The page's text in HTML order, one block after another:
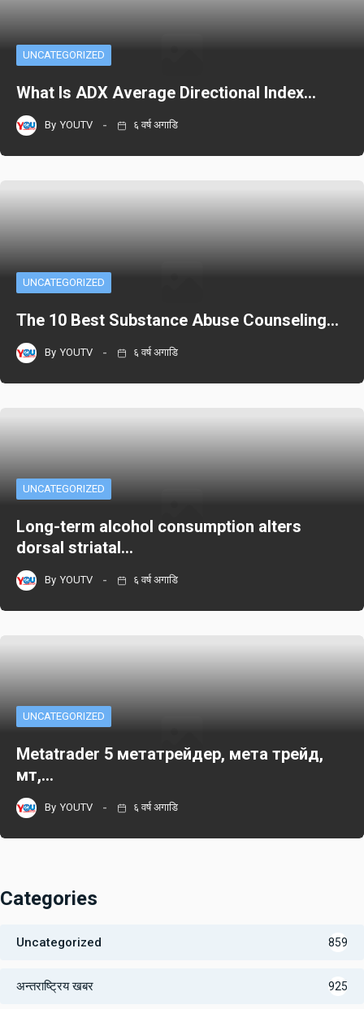
UNCATEGORIZED
What Is ADX Average Directional Index…
By YOUTV ६ वर्ष अगाडि
UNCATEGORIZED
The 10 Best Substance Abuse Counseling…
By YOUTV ६ वर्ष अगाडि
UNCATEGORIZED
Long-term alcohol consumption alters
dorsal striatal…
By YOUTV ६ वर्ष अगाडि
UNCATEGORIZED
Metatrader 5 метатрейдер, мета трейд,
мт,…
By YOUTV ६ वर्ष अगाडि
Categories
Uncategorized 859
अन्तराष्ट्रिय खबर 925